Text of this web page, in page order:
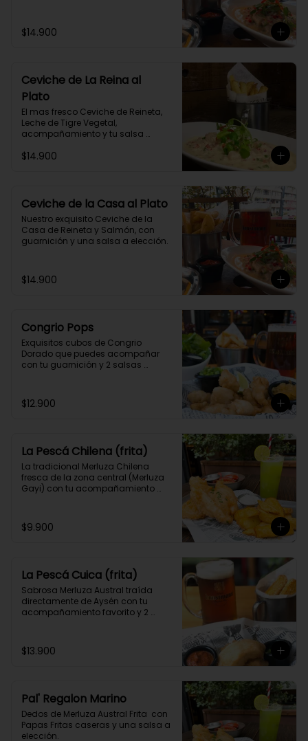
$14.900
Ceviche de La Reina al
Plato
El mas fresco Ceviche de Reineta,
Leche de Tigre Vegetal,
acompañamiento y tu salsa
$14.900
Ceviche de la Casa al Plato
Nuestro exquisito Ceviche de la
Casa de Reineta y Salmón, con
guarnición y una salsa a elección.
$14.900
Congrio Pops
Exquisitos cubos de Congrio
Dorado que puedes acompañar
con tu guarnición y 2 salsas
$12.900
La Pescá Chilena (frita)
La tradicional Merluza Chilena
fresca de la zona central (Merluza
Gayi) con tu acompañamiento
$9.900
La Pescá Cuica (frita)
Sabrosa Merluza Austral traída
directamente de Aysén con tu
acompañamiento favorito y 2
$13.900
Pal' Regalon Marino
Dedos de Merluza Austral Frita  con
Papas Fritas caseras y una salsa a
elección.